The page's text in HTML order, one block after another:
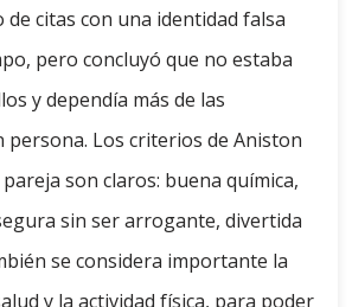
citas con una identidad falsa
pero concluyó que no estaba
y dependía más de las
persona. Los criterios de Aniston
son claros: buena química,
sin ser arrogante, divertida
se considera importante la
y la actividad física, para poder